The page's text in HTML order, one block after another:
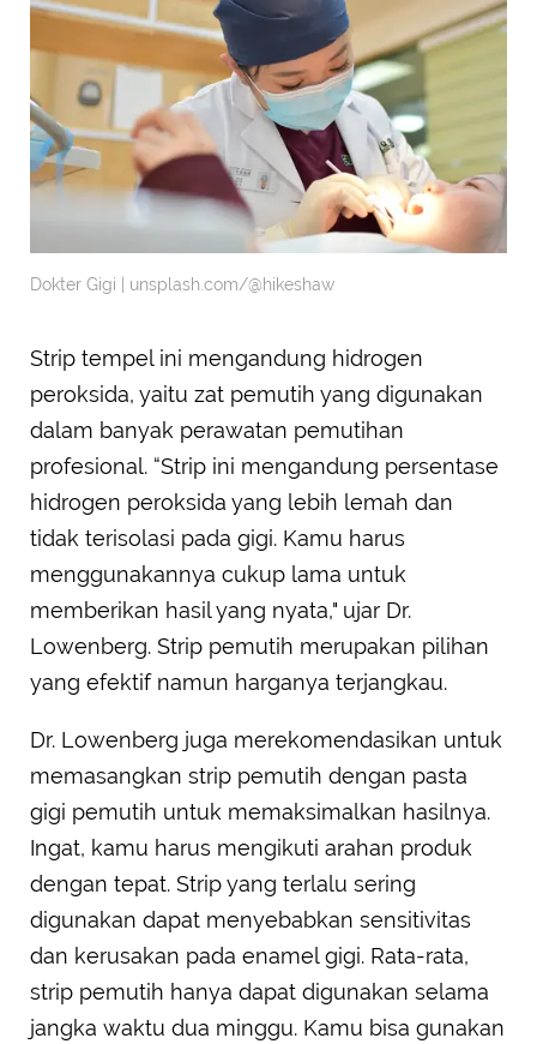
Dokter Gigi | unsplash.com/@hikeshaw
Strip tempel ini mengandung hidrogen
peroksida, yaitu zat pemutih yang digunakan
dalam banyak perawatan pemutihan
profesional. “Strip ini mengandung persentase
hidrogen peroksida yang lebih lemah dan
tidak terisolasi pada gigi. Kamu harus
menggunakannya cukup lama untuk
memberikan hasil yang nyata," ujar Dr.
Lowenberg. Strip pemutih merupakan pilihan
yang efektif namun harganya terjangkau.
Dr. Lowenberg juga merekomendasikan untuk
memasangkan strip pemutih dengan pasta
gigi pemutih untuk memaksimalkan hasilnya.
Ingat, kamu harus mengikuti arahan produk
dengan tepat. Strip yang terlalu sering
digunakan dapat menyebabkan sensitivitas
dan kerusakan pada enamel gigi. Rata-rata,
strip pemutih hanya dapat digunakan selama
jangka waktu dua minggu. Kamu bisa gunakan